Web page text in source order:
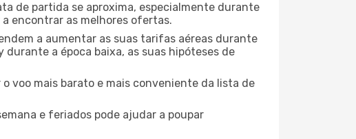
de partida se aproxima, especialmente durante
encontrar as melhores ofertas.
a aumentar as suas tarifas aéreas durante
durante a época baixa, as suas hipóteses de
voo mais barato e mais conveniente da lista de
e feriados pode ajudar a poupar